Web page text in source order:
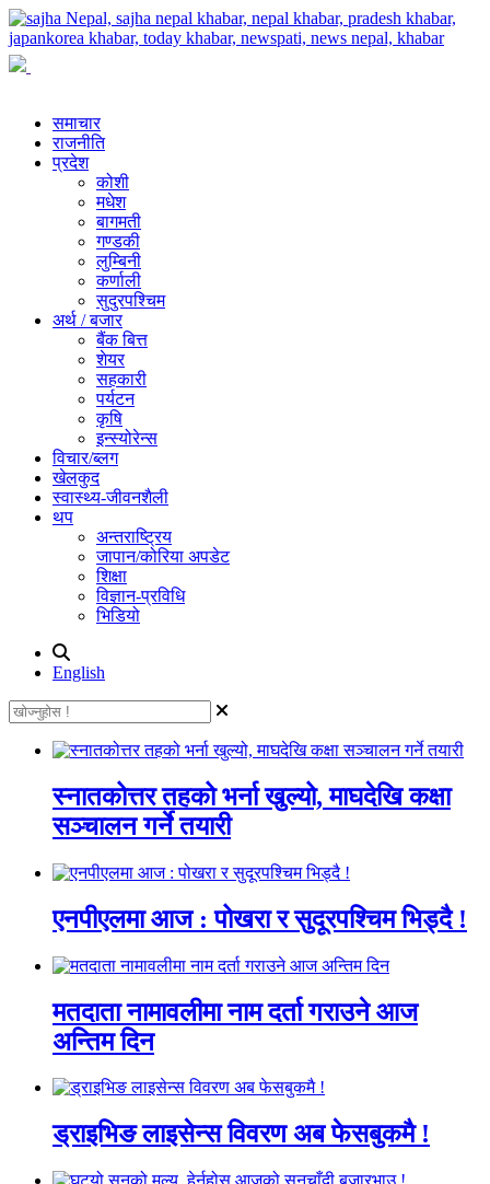
समाचार
राजनीति
प्रदेश
कोशी
मधेश
बागमती
गण्डकी
लुम्बिनी
कर्णाली
सुदुरपश्चिम
अर्थ / बजार
बैंक बित्त
शेयर
सहकारी
पर्यटन
कृषि
इन्स्योरेन्स
विचार/ब्लग
खेलकुद
स्वास्थ्य-जीवनशैली
थप
अन्तराष्ट्रिय
जापान/कोरिया अपडेट
शिक्षा
विज्ञान-प्रविधि
भिडियो
English
स्नातकोत्तर तहको भर्ना खुल्यो, माघदेखि कक्षा
सञ्चालन गर्ने तयारी
एनपीएलमा आज : पोखरा र सुदूरपश्चिम भिड्दै !
मतदाता नामावलीमा नाम दर्ता गराउने आज
अन्तिम दिन
ड्राइभिङ लाइसेन्स विवरण अब फेसबुकमै !